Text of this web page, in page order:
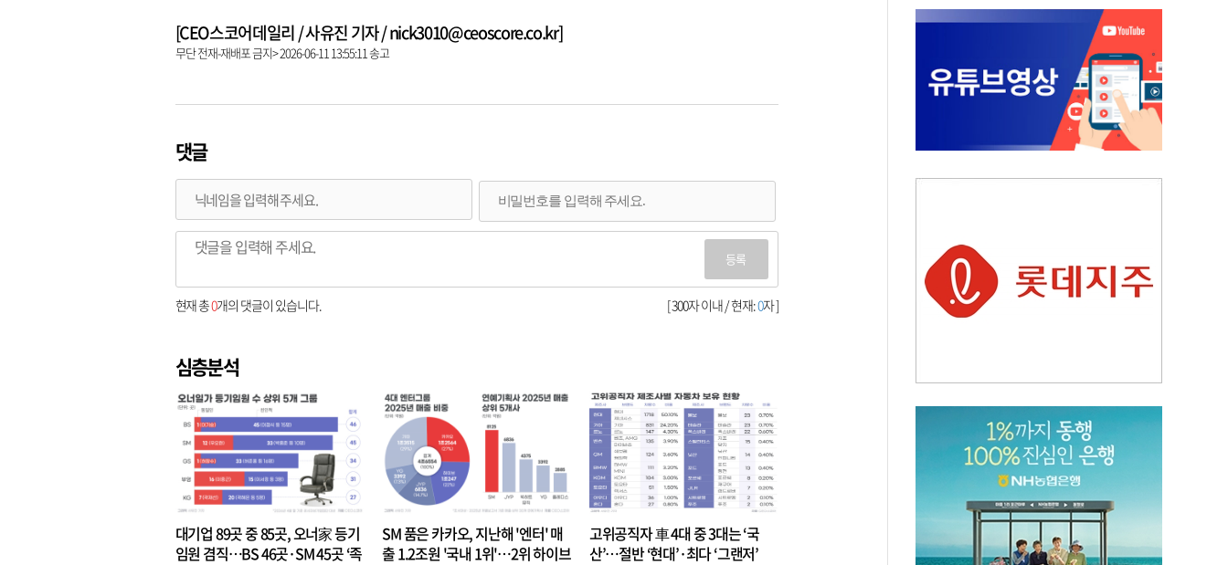
[CEO스코어데일리 / 사유진 기자 / nick3010@ceoscore.co.kr]
무단 전재-재배포 금지> 2026-06-11 13:55:11 송고
댓글
등록
[ 300자 이내 / 현재:0자 ]
현재 총0개의 댓글이 있습니다.
심층분석
대기업 89곳 중 85곳, 오너家 등기
임원 겸직…BS 46곳·SM 45곳 ‘족
SM 품은 카카오, 지난해 '엔터' 매
출 1.2조원 '국내 1위'…2위 하이브
고위공직자 車 4대 중 3대는 ‘국
산’…절반 ‘현대’·최다 ‘그랜저’